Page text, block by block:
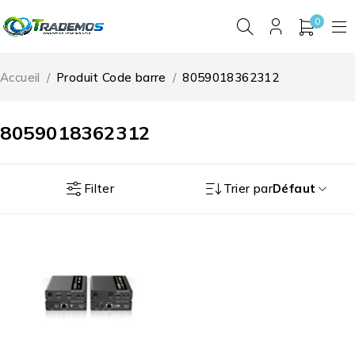
0
8059018362312
Accueil / Produit Code barre / 8059018362312
Filter Trier parDéfaut